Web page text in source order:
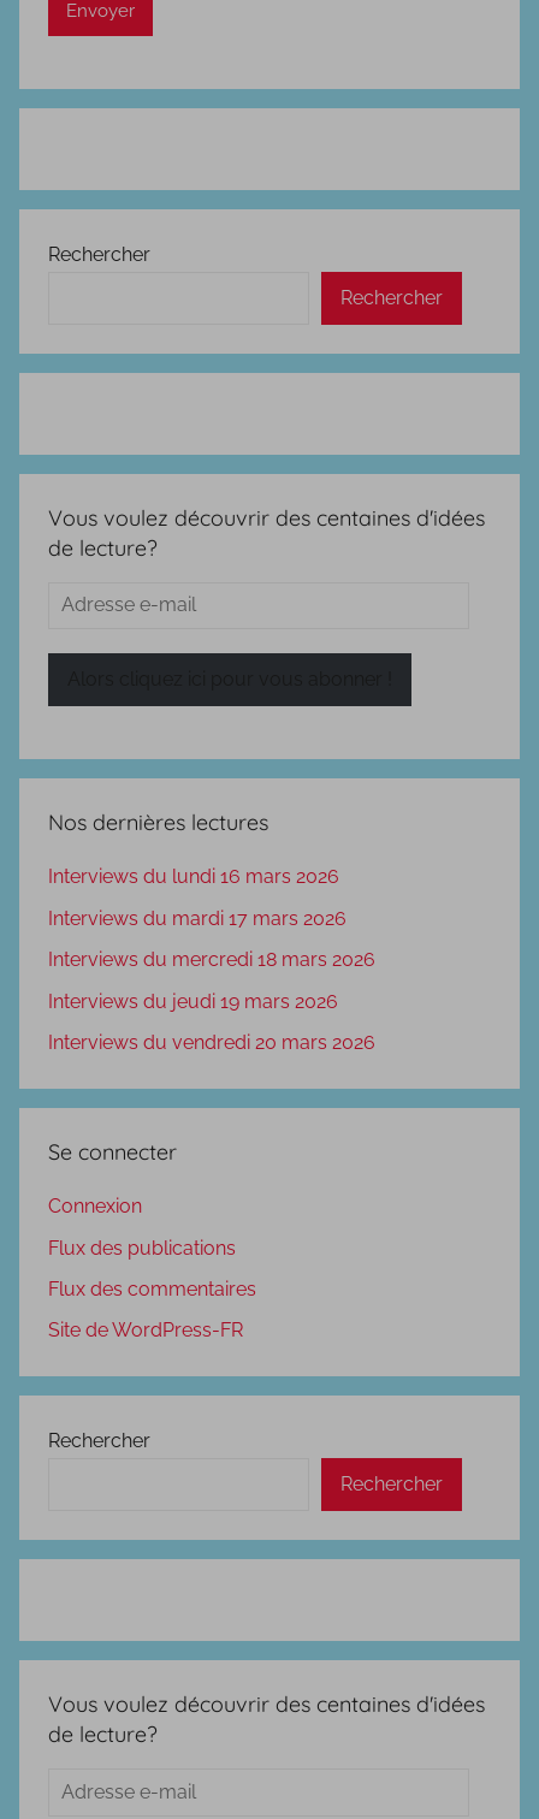
Rechercher
Rechercher
Vous voulez découvrir des centaines d'idées
de lecture?
Adresse
Nos dernières lectures
Interviews du lundi 16 mars 2026
Interviews du mardi 17 mars 2026
Interviews du mercredi 18 mars 2026
Interviews du jeudi 19 mars 2026
Interviews du vendredi 20 mars 2026
Se connecter
Connexion
Flux des publications
Flux des commentaires
Site de WordPress-FR
Rechercher
Rechercher
Vous voulez découvrir des centaines d'idées
de lecture?
Adresse